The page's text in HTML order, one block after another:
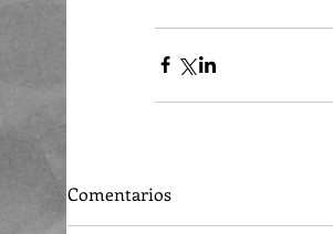
Comentarios